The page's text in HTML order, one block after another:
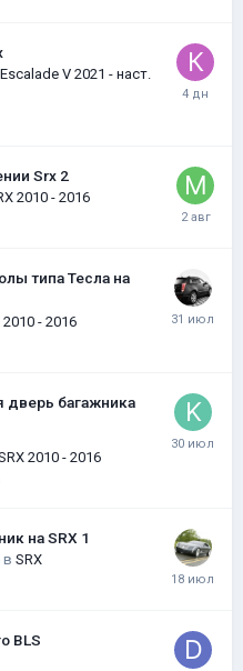
Escalade V 2021 - наст.
Srx 2
2010 - 2016
типа Тесла на
2010 - 2016
дверь багажника
2010 - 2016
на SRX 1
в SRX
BLS